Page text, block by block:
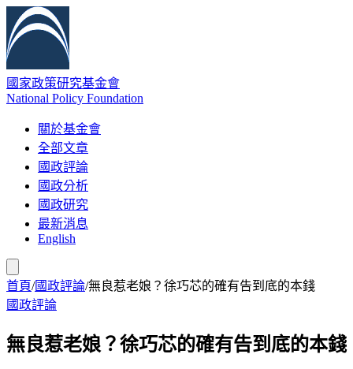
國家政策研究基金會
National Policy Foundation
關於基金會
全部文章
國政評論
國政分析
國政研究
最新消息
English
首頁/國政評論/無良惹老娘？徐巧芯的確有告到底的本錢
國政評論
無良惹老娘？徐巧芯的確有告到底的本錢